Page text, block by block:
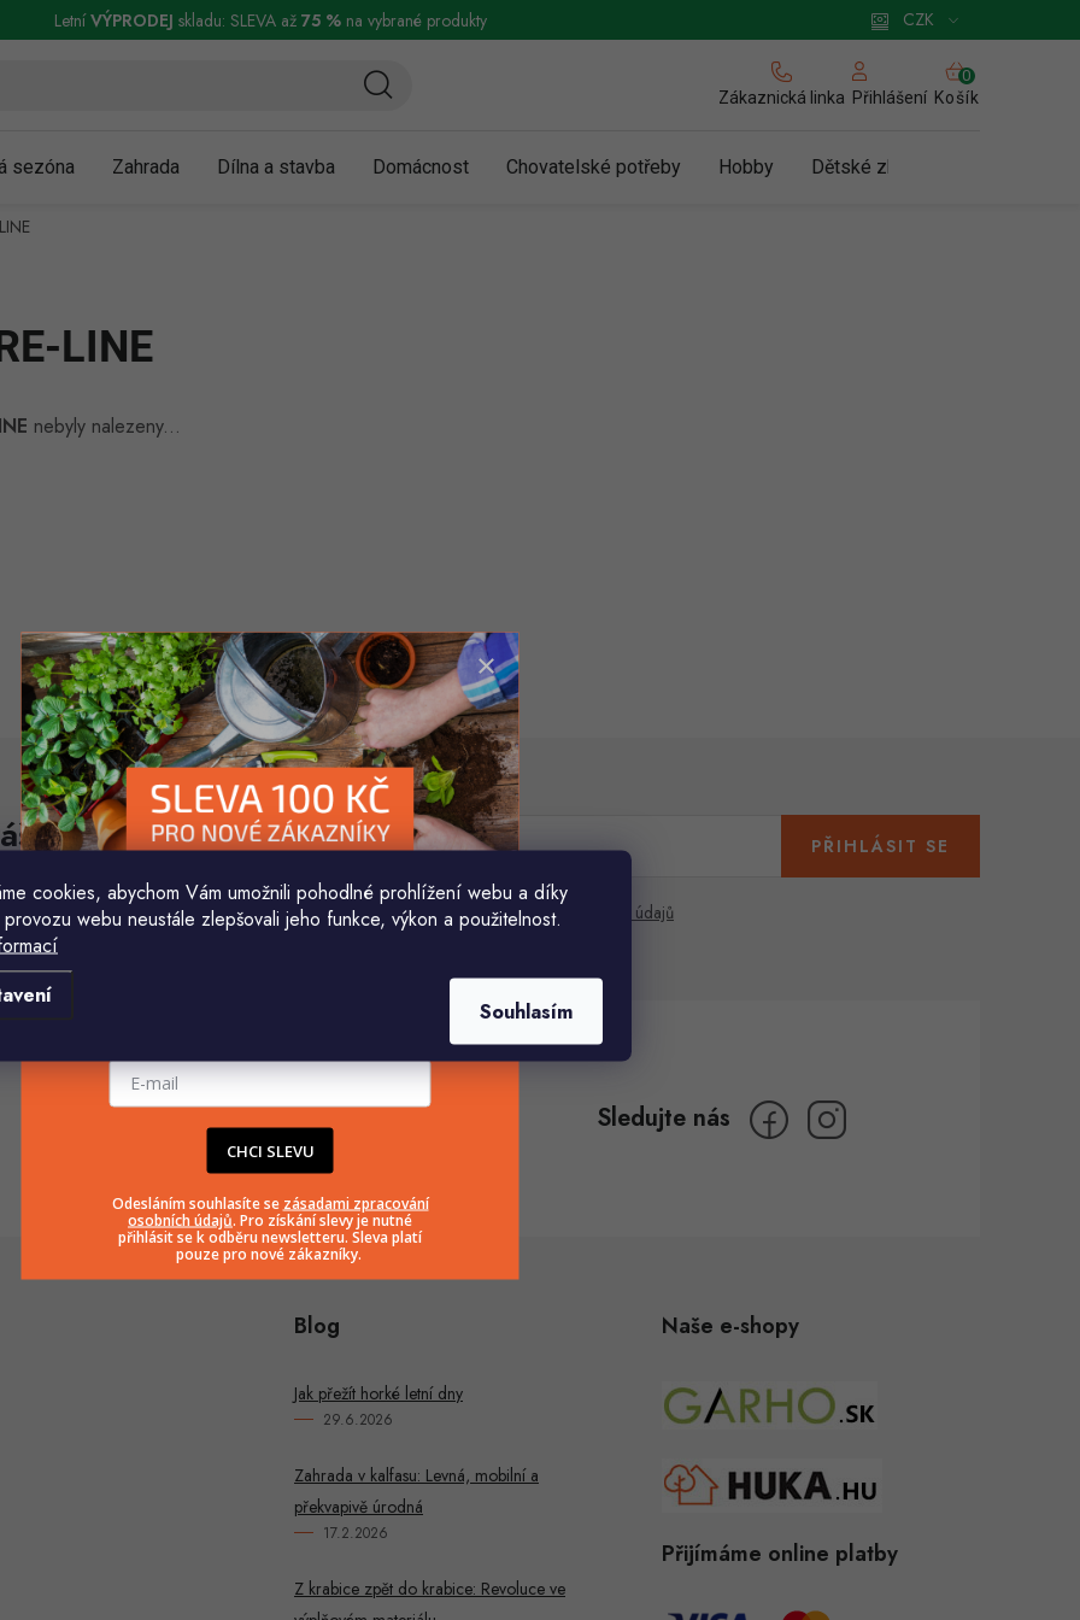
cookies, abychom Vám umožnili pohodlné prohlížení webu a díky
webu neustále zlepšovali jeho funkce, výkon a použitelnost.
Souhlasím
a reklamace Podmínky ochrany osobních údajů Obchodní podmínky pro podnikatele Zásady používání cookies
CZK
LetníVÝPRODEJ skladu: SLEVA až 75 %na vybrané produkty
Zákaznická linka Přihlášení
NÁKUPNÍ
KOŠÍK
Košík
sezóna Zahrada Dílna a stavba Domácnost Chovatelské potřeby Hobby Dětské zboží a hračky
LINE
nebyly nalezeny...
e-mail E-mail
Vložením e-mailu souhlasíte spodmínkami ochrany osobních údajů
PŘIHLÁSIT SE
+420777799661
Blog
Jak přežít horké letní dny
29.6.2026
Zahrada v kalfasu: Levná, mobilní a
překvapivě úrodná
17.2.2026
Z krabice zpět do krabice: Revoluce ve
Naše e-shopy
Přijímáme online platby
CHCI SLEVU
Odesláním souhlasíte se zásadami zpracování
osobních údajů. Pro získání slevy je nutné
přihlásit se k odběru newsletteru. Sleva platí
pouze pro nové zákazníky.